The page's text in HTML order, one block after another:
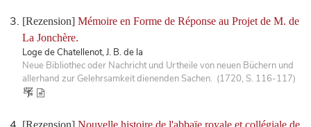
[Rezension] Mémoire en Forme de Réponse au Projet de M. de
La Jonchère.
Loge de Chatellenot, J. B. de la
Neue Bibliothec oder Nachricht und Urtheile von neuen Büchern und
allerhand zur Gelehrsamkeit dienenden Sachen. (1720, S. 116-117)